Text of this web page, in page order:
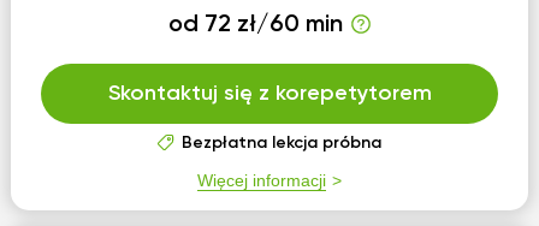
od 72 zł/60 min
Skontaktuj się z korepetytorem
Bezpłatna lekcja próbna
Więcej informacji